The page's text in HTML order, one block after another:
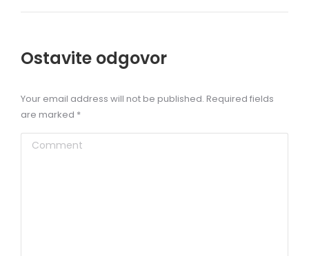
Ostavite odgovor
Your email address will not be published. Required fields
are marked *
Comment